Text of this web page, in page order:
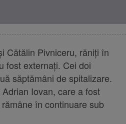
Cătălin Pivniceru, răniţi în
fost externaţi. Cei doi
săptămâni de spitalizare.
Iovan, care a fost
în continuare sub